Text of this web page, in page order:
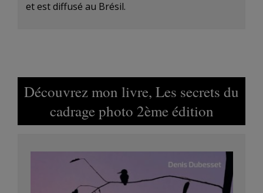
et est diffusé au Brésil.
Découvrez mon livre, Les secrets du
cadrage photo 2ème édition